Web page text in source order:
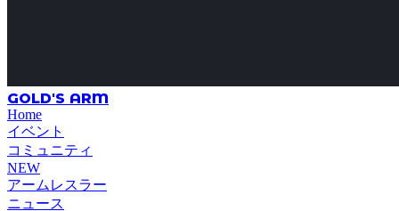
GOLD'S ARM
Home
イベント
コミュニティ
NEW
アームレスラー
ニュース